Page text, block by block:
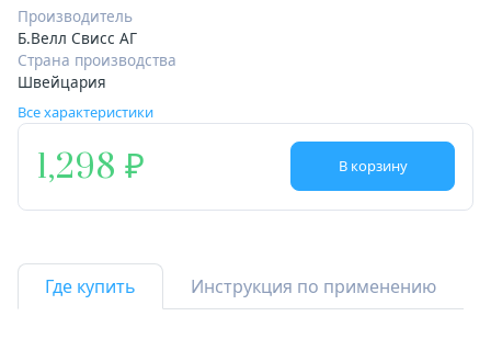
Производитель
Б.Велл Свисс АГ
Страна производства
Швейцария
Все характеристики
1,298 В корзину
Где купить Инструкция по применению